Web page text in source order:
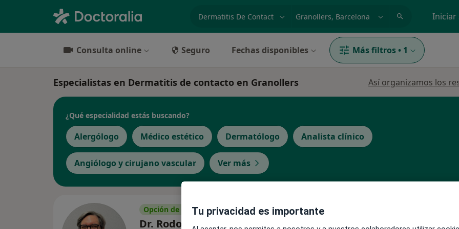
Iniciar
Consulta online Seguro Fechas disponibles Más filtros • 1
Especialistas en Dermatitis de contacto en Granollers Así organizamos los
¿Qué especialidad estás buscando?
Alergólogo Médico estético Dermatólogo Analista clínico
Angiólogo y cirujano vascular Ver más
Opción de pago online
Dr. Rodolfo Arguelles
La reserva de cita online no está
Tu privacidad es importante